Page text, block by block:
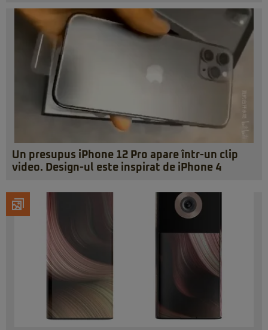
Un presupus iPhone 12 Pro apare într-un clip
video. Design-ul este inspirat de iPhone 4